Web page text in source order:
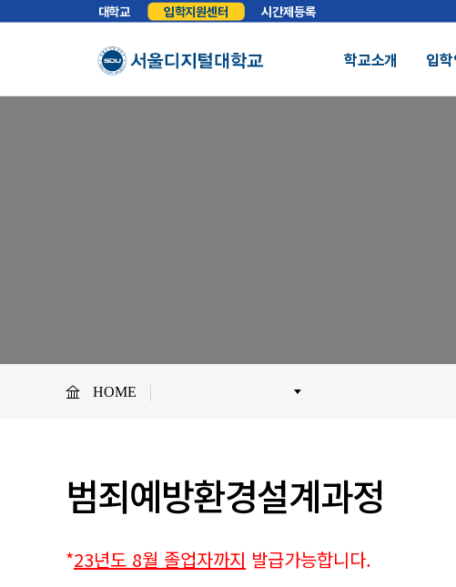
대학교 입학지원센터 시간제등록
학교소개 입학
HOME
범죄예방환경설계과정
*23년도 8월 졸업자까지 발급가능합니다.